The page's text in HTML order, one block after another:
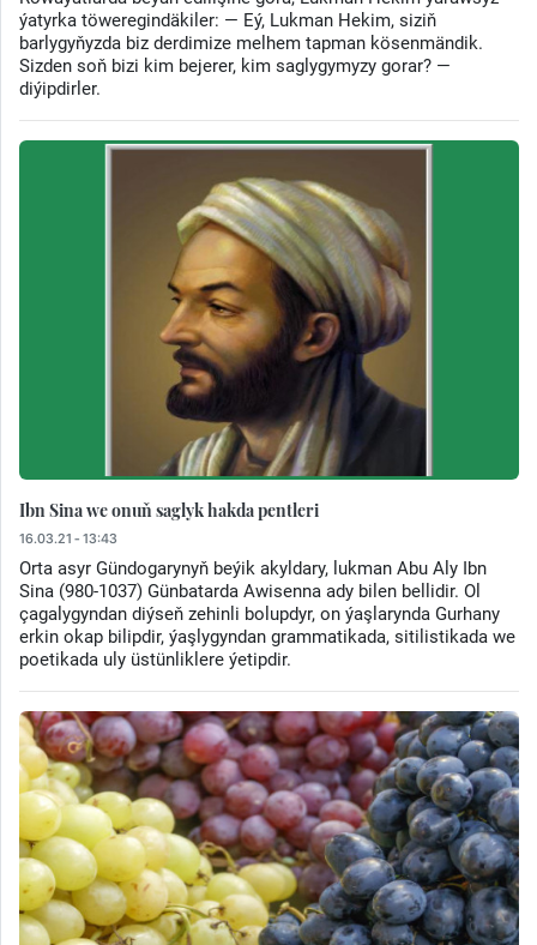
ýatyrka töweregindäkiler: — Eý, Lukman Hekim, siziň
barlygyňyzda biz derdimize melhem tapman kösenmändik.
Sizden soň bizi kim bejerer, kim saglygymyzy gorar? —
diýipdirler.
Ibn Sina we onuň saglyk hakda pentleri
16.03.21 - 13:43
Orta asyr Gündogarynyň beýik akyldary, lukman Abu Aly Ibn
Sina (980-1037) Günbatarda Awisenna ady bilen bellidir. Ol
çagalygyndan diýseň zehinli bolupdyr, on ýaşlarynda Gurhany
erkin okap bilipdir, ýaşlygyndan grammatikada, sitilistikada we
poetikada uly üstünliklere ýetipdir.